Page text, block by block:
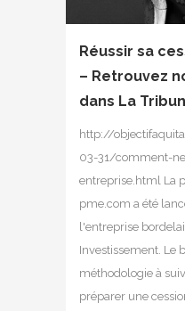
Réussir sa
– Retrouvez
dans La
http://
03-31/comment-
entreprise.html La
pme.com a été
l'entreprise
Investissement. Le
méthodologie à
préparer une